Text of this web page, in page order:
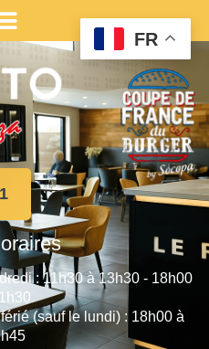
: 11h30 à 13h30 - 18h00
(sauf le lundi) : 18h00 à
FR